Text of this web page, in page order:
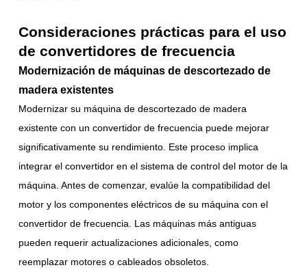
Consideraciones prácticas para el uso
de convertidores de frecuencia
Modernización de máquinas de descortezado de
madera existentes
Modernizar su máquina de descortezado de madera
existente con un convertidor de frecuencia puede mejorar
significativamente su rendimiento. Este proceso implica
integrar el convertidor en el sistema de control del motor de la
máquina. Antes de comenzar, evalúe la compatibilidad del
motor y los componentes eléctricos de su máquina con el
convertidor de frecuencia. Las máquinas más antiguas
pueden requerir actualizaciones adicionales, como
reemplazar motores o cableados obsoletos.